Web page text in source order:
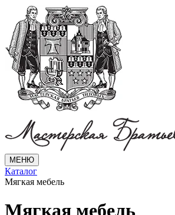
МЕНЮ
Каталог
Мягкая мебель
Мягкая мебель